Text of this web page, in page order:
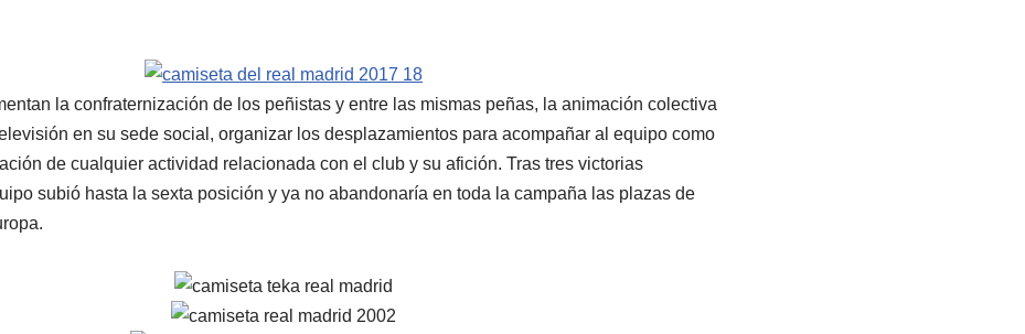
la confraternización de los peñistas y entre las mismas peñas, la animación colectiva
en su sede social, organizar los desplazamientos para acompañar al equipo como
de cualquier actividad relacionada con el club y su afición. Tras tres victorias
subió hasta la sexta posición y ya no abandonaría en toda la campaña las plazas de